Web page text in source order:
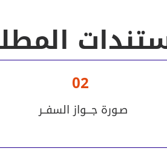
02
صـورة جـــواز السفــر